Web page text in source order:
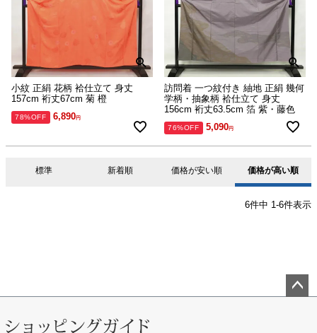
小紋 正絹 花柄 袷仕立て 身丈
157cm 裄丈67cm 菊 橙
78%OFF 6,890
訪問着 一つ紋付き 紬地 正絹 幾何
学柄・抽象柄 袷仕立て 身丈
156cm 裄丈63.5cm 箔 紫・藤色
76%OFF 5,090
標準 新着順 価格が安い順 価格が高い順
6件中 1 -6件表示